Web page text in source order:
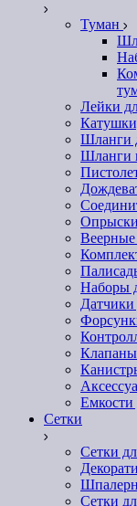
Туман
Лейки
Шланги
Шланги
Веерные
Наборы
Датчики
Клапаны
Емкости
Сетки
Сетки
Сетки